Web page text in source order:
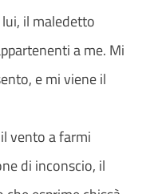
il maledetto
a me. Mi
e mi viene il
vento a farmi
di inconscio, il